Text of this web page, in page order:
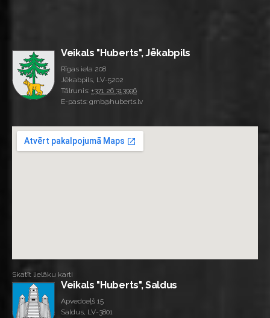
Veikals "Huberts", Jēkabpils
Rīgas iela 208
Jēkabpils, LV-5202
Tālrunis: +371 26 313996
E-pasts: gmb@huberts.lv
Skatīt lielāku karti
Veikals "Huberts", Saldus
Apvedceļš 15
Saldus, LV-3801